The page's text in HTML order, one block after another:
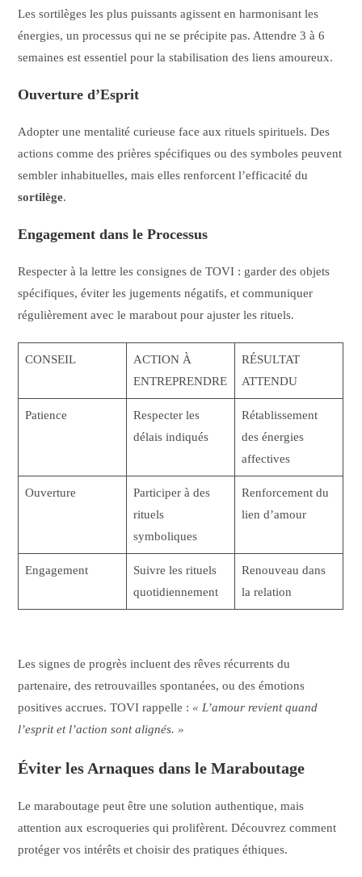
Les sortilèges les plus puissants agissent en harmonisant les
énergies, un processus qui ne se précipite pas. Attendre 3 à 6
semaines est essentiel pour la stabilisation des liens amoureux.
Ouverture d’Esprit
Adopter une mentalité curieuse face aux rituels spirituels. Des
actions comme des prières spécifiques ou des symboles peuvent
sembler inhabituelles, mais elles renforcent l’efficacité du
sortilège.
Engagement dans le Processus
Respecter à la lettre les consignes de TOVI : garder des objets
spécifiques, éviter les jugements négatifs, et communiquer
régulièrement avec le marabout pour ajuster les rituels.
CONSEIL
ACTION À
ENTREPRENDRE
RÉSULTAT
ATTENDU
Patience
Respecter les
délais indiqués
Rétablissement
des énergies
affectives
Ouverture
Participer à des
rituels
symboliques
Renforcement du
lien d’amour
Engagement
Suivre les rituels
quotidiennement
Renouveau dans
la relation
Les signes de progrès incluent des rêves récurrents du
partenaire, des retrouvailles spontanées, ou des émotions
positives accrues. TOVI rappelle : « L’amour revient quand
l’esprit et l’action sont alignés. »
Éviter les Arnaques dans le Maraboutage
Le maraboutage peut être une solution authentique, mais
attention aux escroqueries qui prolifèrent. Découvrez comment
protéger vos intérêts et choisir des pratiques éthiques.